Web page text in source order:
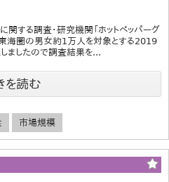
関する調査・研究機関「ホットペッパーグ
東海圏の男女約1万人を対象とする2019
ましたので調査結果を...
を読む
市場規模